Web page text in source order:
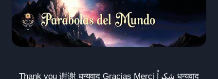
Thank you 谢谢 धन्यवाद Gracias Merci شكراً धन्यवाद